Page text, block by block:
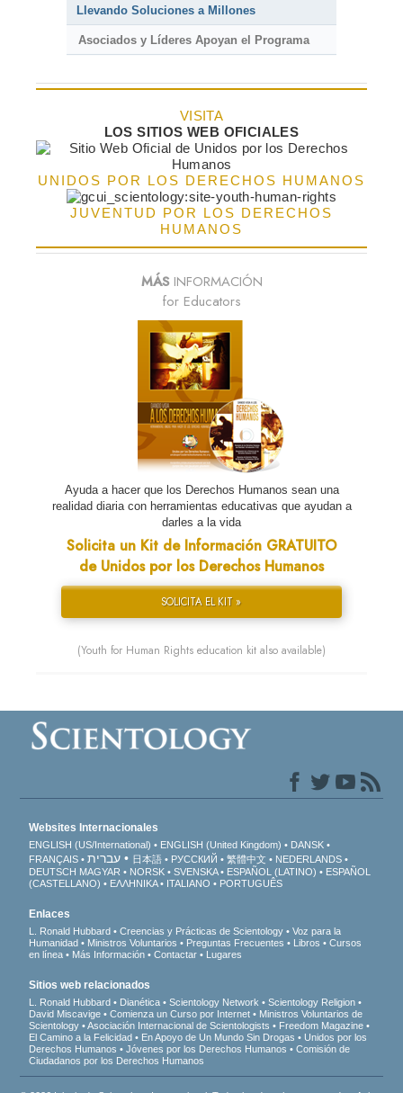
Llevando Soluciones a Millones
Asociados y Líderes Apoyan el Programa
VISITA
LOS SITIOS WEB OFICIALES
UNIDOS POR LOS DERECHOS HUMANOS
JUVENTUD POR LOS DERECHOS
HUMANOS
MÁSINFORMACIÓN
for Educators
Ayuda a hacer que los Derechos Humanos sean una
realidad diaria con herramientas educativas que ayudan a
darles a la vida
Solicita un Kit de Información GRATUITO
de Unidos por los Derechos Humanos
SOLICITA EL KIT »
(Youth for Human Rights education kit also available)
Websites Internacionales
ENGLISH (US/International) ENGLISH (United Kingdom)
DANSK
FRANÇAIS
עברית 日本語 РУССКИЙ 繁體中文
NEDERLANDS
DEUTSCH MAGYAR NORSK SVENSKA ESPAÑOL (LATINO)
ESPAÑOL
(CASTELLANO)
ΕΛΛΗΝΙΚA ITALIANO PORTUGUÊS
Enlaces
L. Ronald Hubbard Creencias y Prácticas de Scientology
Voz para la
Humanidad
Ministros Voluntarios Preguntas Frecuentes Libros
Cursos
en línea
Más Información Contactar Lugares
Sitios web relacionados
L. Ronald Hubbard Dianética Scientology Network
Scientology Religion
David Miscavige
Comienza un Curso por Internet
Ministros Voluntarios de
Scientology
Asociación Internacional de Scientologists
Freedom Magazine
El Camino a la Felicidad
En Apoyo de Un Mundo Sin Drogas
Unidos por los
Derechos Humanos
Jóvenes por los Derechos Humanos
Comisión de
Ciudadanos por los Derechos Humanos